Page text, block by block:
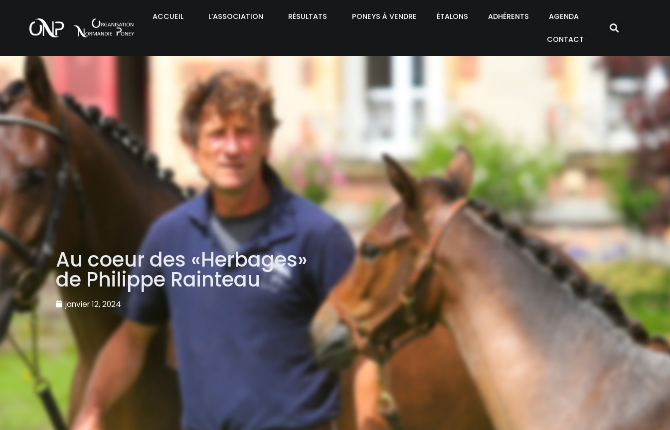
ACCUEIL L’ASSOCIATION RÉSULTATS PONEYS À VENDRE ÉTALONS ADHÉRENTS AGENDA
CONTACT
Au coeur des «Herbages»
de Philippe Rainteau
janvier 12, 2024